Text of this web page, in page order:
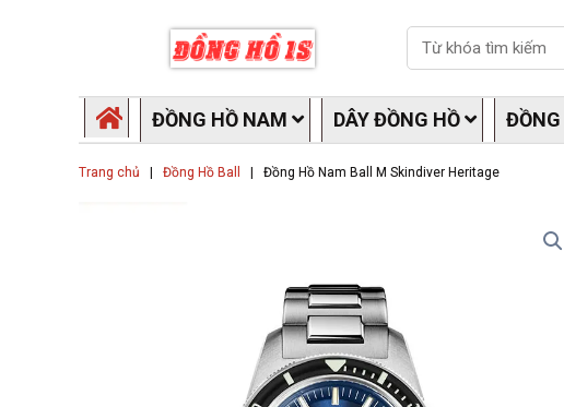
Search
ĐỒNG HỒ NAM DÂY ĐỒNG HỒ ĐỒNG
Trang chủ Đồng Hồ Ball Đồng Hồ Nam Ball M Skindiver Heritage